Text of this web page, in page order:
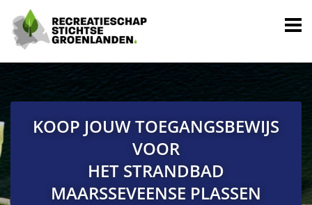
KOOP JOUW TOEGANGSBEWIJS
VOOR
HET STRANDBAD
MAARSSEVEENSE PLASSEN